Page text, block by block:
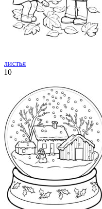
листья
10